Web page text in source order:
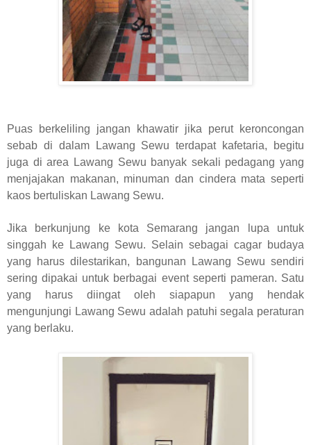
Puas berkeliling jangan khawatir jika perut keroncongan
sebab di dalam Lawang Sewu terdapat kafetaria, begitu
juga di area Lawang Sewu banyak sekali pedagang yang
menjajakan makanan, minuman dan cindera mata seperti
kaos bertuliskan Lawang Sewu.
Jika berkunjung ke kota Semarang jangan lupa untuk
singgah ke Lawang Sewu. Selain sebagai cagar budaya
yang harus dilestarikan, bangunan Lawang Sewu sendiri
sering dipakai untuk berbagai event seperti pameran. Satu
yang harus diingat oleh siapapun yang hendak
mengunjungi Lawang Sewu adalah patuhi segala peraturan
yang berlaku.